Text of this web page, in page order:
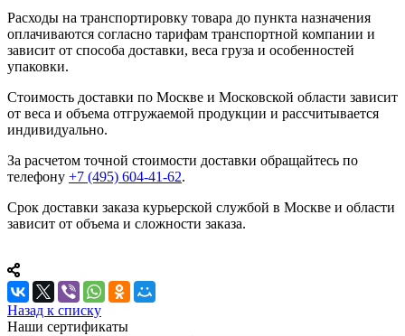
Расходы на транспортировку товара до пункта назначения
оплачиваются согласно тарифам транспортной компании и
зависит от способа доставки, веса груза и особенностей
упаковки.
Стоимость доставки по Москве и Московской области зависит
от веса и объема отгружаемой продукции и рассчитывается
индивидуально.
За расчетом точной стоимости доставки обращайтесь по
телефону +7 (495) 604-41-62.
Срок доставки заказа курьерской службой в Москве и области
зависит от объема и сложности заказа.
Назад к списку
Наши сертификаты